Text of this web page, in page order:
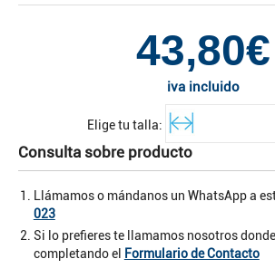
43,80€
iva incluido
Elige tu talla:
Consulta sobre producto
Llámamos o mándanos un WhatsApp a
023
Si lo prefieres te llamamos nosotros
completando el
Formulario de Contacto